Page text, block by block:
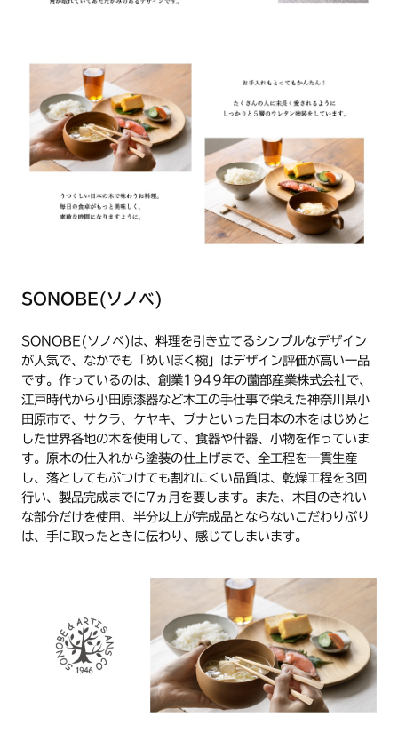
SONOBE(ソノベ)
SONOBE(ソノベ)は、料理を引き立てるシンプルなデザイン
が人気で、なかでも「めいぼく椀」はデザイン評価が高い一品
です。作っているのは、創業1949年の薗部産業株式会社で、
江戸時代から小田原漆器など木工の手仕事で栄えた神奈川県小
田原市で、サクラ、ケヤキ、ブナといった日本の木をはじめと
した世界各地の木を使用して、食器や什器、小物を作っていま
す。原木の仕入れから塗装の仕上げまで、全工程を一貫生産
し、落としてもぶつけても割れにくい品質は、乾燥工程を3回
行い、製品完成までに7ヵ月を要します。また、木目のきれい
な部分だけを使用、半分以上が完成品とならないこだわりぶり
は、手に取ったときに伝わり、感じてしまいます。